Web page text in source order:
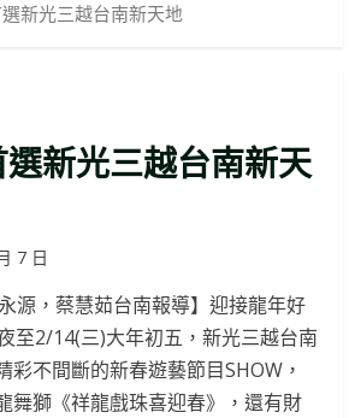
新光三越台南新天地
新光三越台南新天
7 日
源，蔡慧茹台南報導】迎接龍年好
至2/14(三)大年初五，新光三越台南
彩不間斷的新春遊藝節目SHOW，
舞獅《祥龍戲珠喜迎春》，還有財